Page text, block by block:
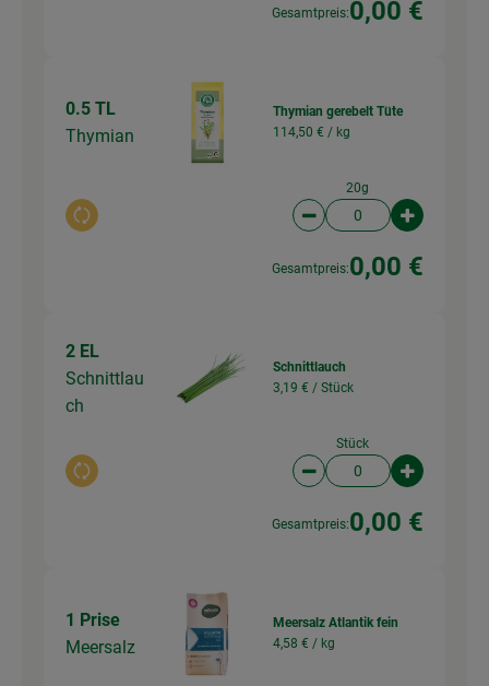
Gesamtpreis:0,00 €
0.5 TL
Thymian
Auswahl ändern
Thymian gerebelt Tüte
114,50 € / kg
20g
Artikelanzahl
Gesamtpreis:0,00 €
2 EL
Schnittlau
ch
Auswahl ändern
Schnittlauch
3,19 € / Stück
Stück
Artikelanzahl
Gesamtpreis:0,00 €
1 Prise
Meersalz
Meersalz Atlantik fein
4,58 € / kg